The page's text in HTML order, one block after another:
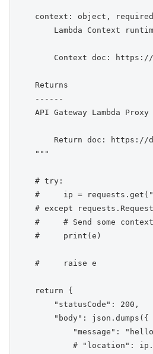
    context: object, required
Lambda Context
Context doc:
    Returns
    ------
API Gateway Lambda Proxy
Return doc:
    """
    # try:
#     ip =
# except
#     # Send some
    #     print(e)
    #     raise e
    return {
        "statusCode": 200,
        "body": json.dumps({
"message":
# "location":